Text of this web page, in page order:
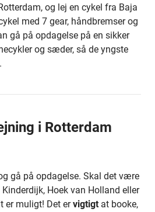
og lej en cykel fra Baja
med 7 gear, håndbremser og
gå på opdagelse på en sikker
og sæder, så de yngste
i Rotterdam
gå på opdagelse. Skal det være
Hoek van Holland eller
er muligt! Det ervigtigt at booke,